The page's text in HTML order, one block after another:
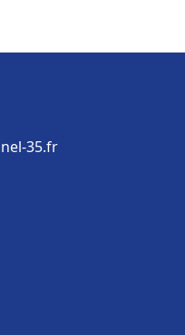
35.fr